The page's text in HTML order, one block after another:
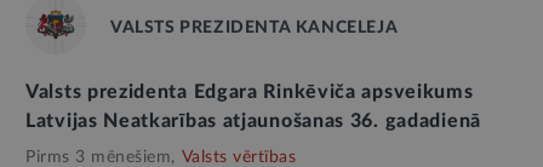
VALSTS PREZIDENTA KANCELEJA
Valsts prezidenta Edgara Rinkēviča apsveikums
Latvijas Neatkarības atjaunošanas 36. gadadienā
Pirms 3 mēnešiem, Valsts vērtības